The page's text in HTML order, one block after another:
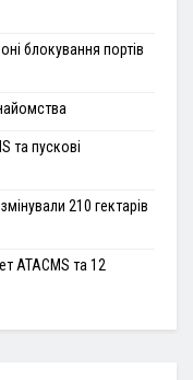
блокування портів
та пускові
210 гектарів
ATACMS та 12